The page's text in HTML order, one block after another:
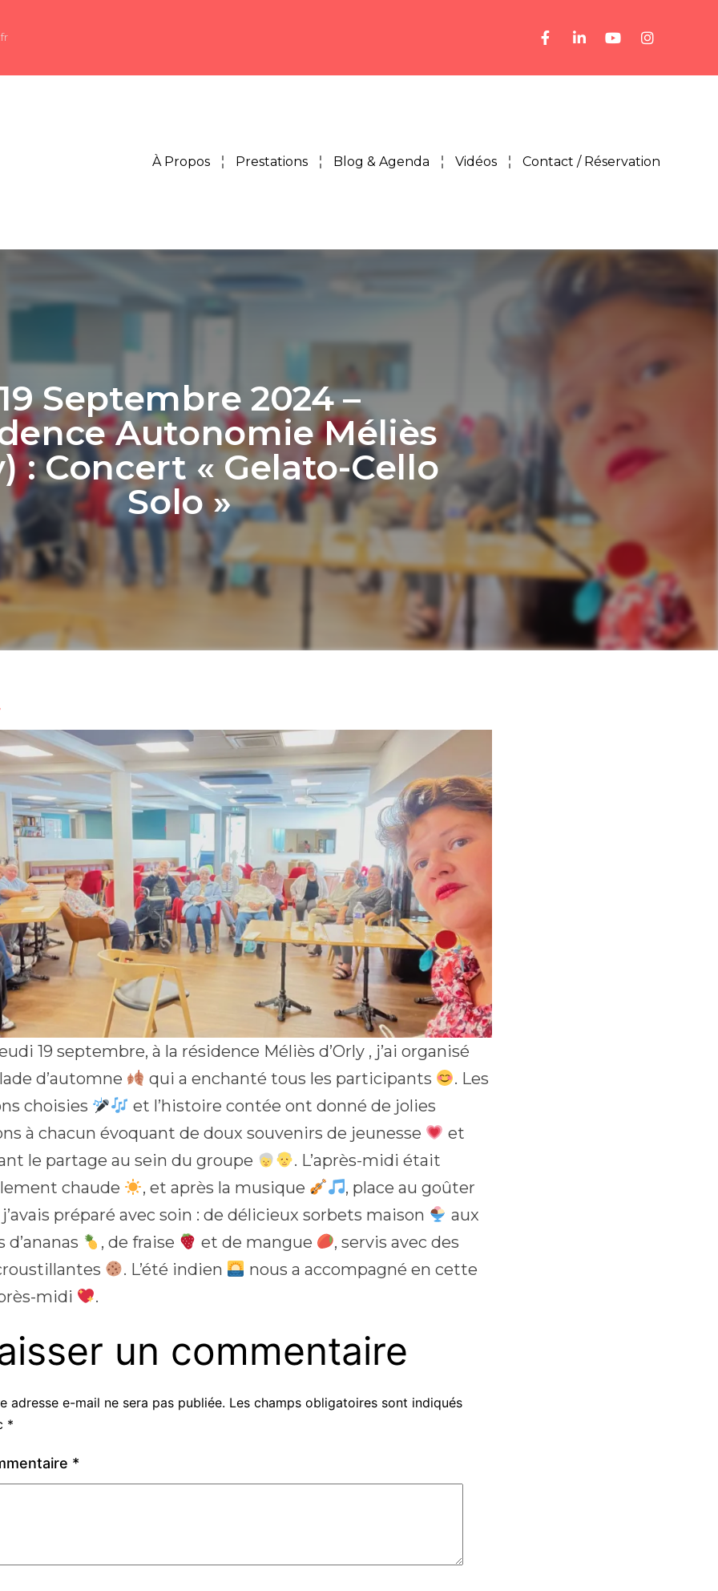
À Propos Prestations Blog & Agenda Vidéos Contact / Réservation
Septembre 2024 –
Autonomie Méliès
: Concert « Gelato-Cello
Solo »
19 septembre, à la résidence Méliès d’Orly , j’ai organisé
d’automne
qui a enchanté tous les participants
. Les
choisies
et l’histoire contée ont donné de jolies
à chacun évoquant de doux souvenirs de jeunesse
et
le partage au sein du groupe
. L’après-midi était
chaude
, et après la musique
, place au goûter
préparé avec soin : de délicieux sorbets maison
aux
d’ananas
, de fraise et de mangue
, servis avec des
. L’été indien
nous a accompagné en cette
midi
.
un commentaire
adresse e-mail ne sera pas publiée. Les champs obligatoires sont indiqués
*
*